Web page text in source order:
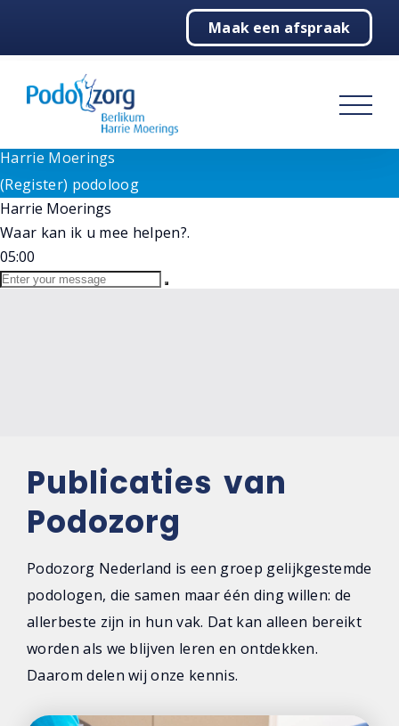
Goedemiddag!
Wij staan voor u klaar bij vragen. Selecteer hieronder
onze medewerker.
(Register) podoloog Harrie Moerings
Harrie Moerings
(Register) podoloog
Harrie Moerings
Waar kan ik u mee helpen?.
05:00
Maak een afspraak
Podologie
Behandelingen
Over ons
Contact
Publicaties van
Podozorg
Podozorg Nederland is een groep gelijkgestemde
podologen, die samen maar één ding willen: de
allerbeste zijn in hun vak. Dat kan alleen bereikt
worden als we blijven leren en ontdekken.
Daarom delen wij onze kennis.